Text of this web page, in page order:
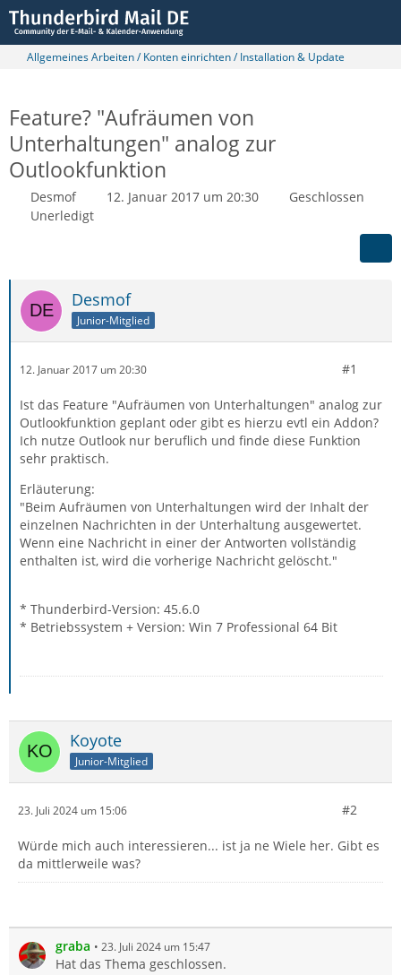
Allgemeines Arbeiten / Konten einrichten / Installation & Update
Feature? "Aufräumen von
Unterhaltungen" analog zur
Outlookfunktion
Desmof 12. Januar 2017 um 20:30
Geschlossen
Unerledigt
Desmof
Junior-Mitglied
12. Januar 2017 um 20:30 #1
Ist das Feature "Aufräumen von Unterhaltungen" analog zur
Outlookfunktion geplant oder gibt es hierzu evtl ein Addon?
Ich nutze Outlook nur beruflich und finde diese Funktion
sehr praktisch.
Erläuterung:
"Beim Aufräumen von Unterhaltungen wird der Inhalt der
einzelnen Nachrichten in der Unterhaltung ausgewertet.
Wenn eine Nachricht in einer der Antworten vollständig
enthalten ist, wird die vorherige Nachricht gelöscht."
* Thunderbird-Version: 45.6.0
* Betriebssystem + Version: Win 7 Professional 64 Bit
Koyote
Junior-Mitglied
23. Juli 2024 um 15:06 #2
Würde mich auch interessieren... ist ja ne Wiele her. Gibt es
da mittlerweile was?
graba 23. Juli 2024 um 15:47
Hat das Thema geschlossen.